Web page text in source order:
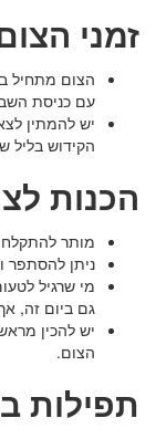
זמני
הצום מתחיל
עם כניסת
יש להמתין
הקידוש בליל
הכנות
מותר
ניתן להסתפר
מי שרגיל
גם ביום זה,
יש להכין
הצום.
תפילות